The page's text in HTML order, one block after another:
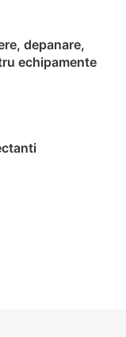
depanare,
echipamente